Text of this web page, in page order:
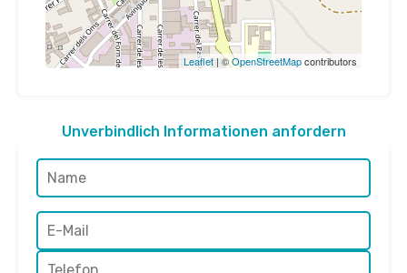
Leaflet | ©OpenStreetMapcontributors
Unverbindlich Informationen anfordern